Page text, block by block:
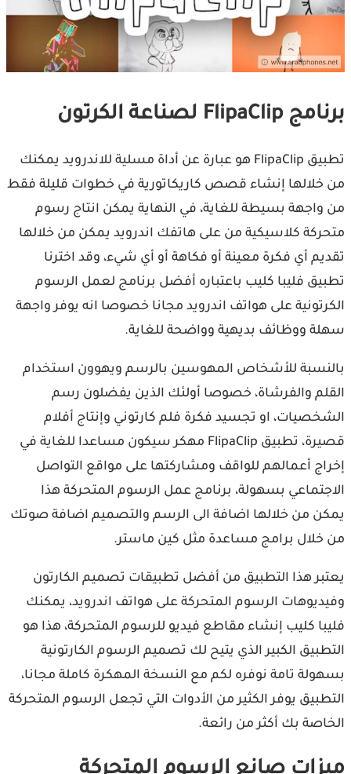
برنامج FlipaClip لصناعة الكرتون
تطبيق FlipaClip هو عبارة عن أداة مسلية للاندرويد يمكنك
من خلالها إنشاء قصص كاريكاتورية في خطوات قليلة فقط
من واجهة بسيطة للغاية، في النهاية يمكن انتاج رسوم
متحركة كلاسيكية من على هاتفك اندرويد يمكن من خلالها
تقديم أي فكرة معينة أو فكاهة أو أي شيء، وقد اخترنا
تطبيق فليبا كليب باعتباره أفضل برنامج لعمل الرسوم
الكرتونية على هواتف اندرويد مجانا خصوصا انه يوفر واجهة
سهلة ووظائف بديهية وواضحة للغاية.
بالنسبة للأشخاص المهوسين بالرسم ويهوون استخدام
القلم والفرشاة، خصوصا أولئك الذين يفضلون رسم
الشخصيات، او تجسيد فكرة فلم كارتوني وإنتاج أفلام
قصيرة، تطبيق FlipaClip مهكر سيكون مساعدا للغاية في
إخراج أعمالهم للواقف ومشاركتها على مواقع التواصل
الاجتماعي بسهولة، برنامج عمل الرسوم المتحركة هذا
يمكن من خلالها اضافة الى الرسم والتصميم اضافة صوتك
من خلال برامج مساعدة مثل كين ماستر.
يعتبر هذا التطبيق من أفضل تطبيقات تصميم الكارتون
وفيديوهات الرسوم المتحركة على هواتف اندرويد، يمكنك
فليبا كليب إنشاء مقاطع فيديو للرسوم المتحركة، هذا هو
التطبيق الكبير الذي يتيح لك تصميم الرسوم الكارتونية
بسهولة تامة نوفره لكم مع النسخة المهكرة كاملة مجانا،
التطبيق يوفر الكثير من الأدوات التي تجعل الرسوم المتحركة
الخاصة بك أكثر من رائعة.